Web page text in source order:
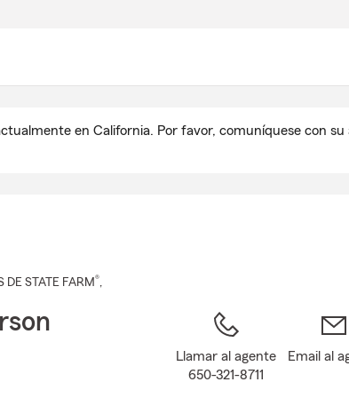
en California. Por favor, comuníquese con
DE STATE FARM®,
Llamar al agente
650-321-8711
Email al